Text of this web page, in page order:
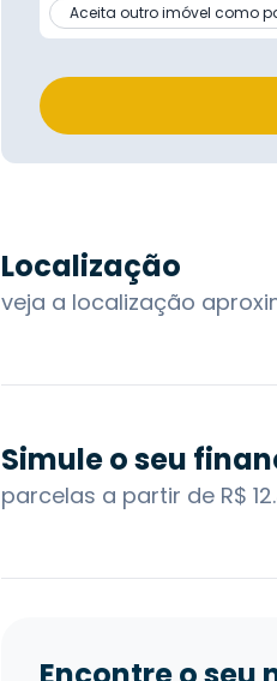
Aceita outro imóvel como
Localização
veja a localização
Simule o seu
parcelas a partir de R$